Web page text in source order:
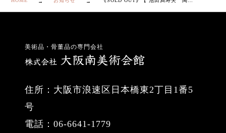
美術品・骨董品の専門会社
住所：大阪市浪速区日本橋東2丁目1番5
号
電話：06-6641-1779